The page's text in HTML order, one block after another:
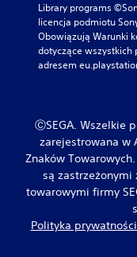
Library programs
licencja podmiotu
Obowiązują Warunki
dotyczące wszystkich
adresem
ⒸSEGA. Wszelkie
zarejestrowana w
Znaków Towarowych.
są
towarowymi firmy
Polityka